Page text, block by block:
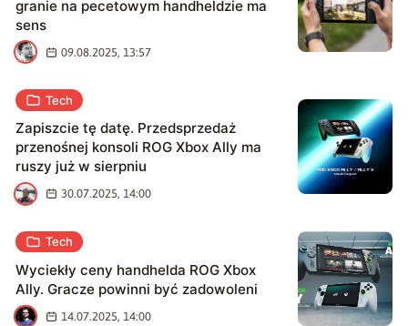
granie na pecetowym handheldzie ma
sens
M
09.08.2025, 13:57
Tech
Zapiszcie tę datę. Przedsprzedaż
przenośnej konsoli ROG Xbox Ally ma
ruszy już w sierpniu
P
30.07.2025, 14:00
Tech
Wyciekły ceny handhelda ROG Xbox
Ally. Gracze powinni być zadowoleni
H
14.07.2025, 14:00